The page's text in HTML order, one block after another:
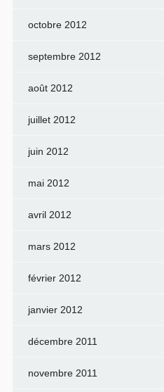
octobre 2012
septembre 2012
août 2012
juillet 2012
juin 2012
mai 2012
avril 2012
mars 2012
février 2012
janvier 2012
décembre 2011
novembre 2011